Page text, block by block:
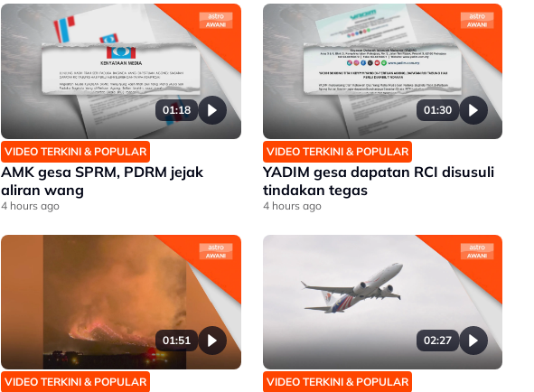
01:18
VIDEO TERKINI & POPULAR
AMK gesa SPRM, PDRM jejak
aliran wang
4 hours ago
01:30
VIDEO TERKINI & POPULAR
YADIM gesa dapatan RCI disusuli
tindakan tegas
4 hours ago
01:51
VIDEO TERKINI & POPULAR
02:27
VIDEO TERKINI & POPULAR